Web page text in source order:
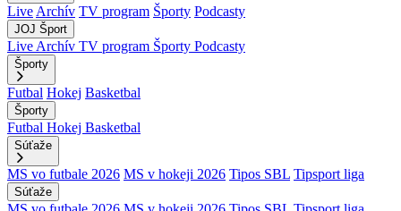
Live Archív TV program Športy Podcasty
JOJ Šport
Live Archív TV program Športy Podcasty
Športy
Futbal Hokej Basketbal
Športy
Futbal Hokej Basketbal
Súťaže
MS vo futbale 2026 MS v hokeji 2026 Tipos SBL Tipsport liga
Súťaže